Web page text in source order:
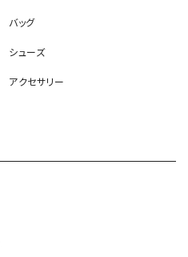
バッグ
シューズ
アクセサリー